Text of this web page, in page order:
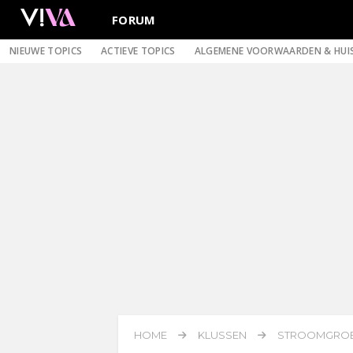
FORUM
NIEUWE TOPICS ACTIEVE TOPICS ALGEMENE VOORWAARDEN &
HOME KLUSSEN